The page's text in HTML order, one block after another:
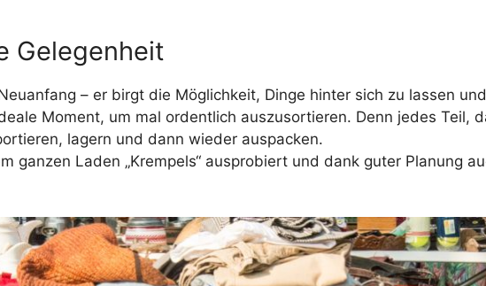
Gelegenheit
– er birgt die Möglichkeit, Dinge hinter sich zu lassen
Moment, um mal ordentlich auszusortieren. Denn jedes Teil,
lagern und dann wieder auspacken.
ganzen Laden „Krempels“ ausprobiert und dank guter Planung